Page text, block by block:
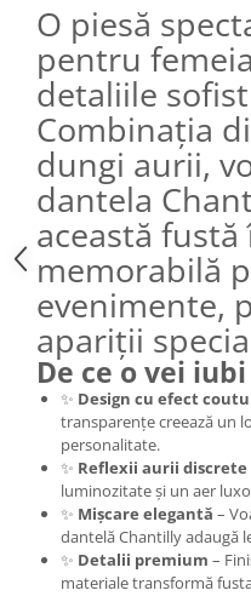
O piesă
pentru
detaliile
Combinația
dungi aurii,
dantela
această
memorabilă
evenimente,
apariții
De ce o vei iubi
✨ Design cu efect
transparențe creează un
personalitate.
✨ Reflexii aurii discrete
luminozitate și un aer
✨ Mișcare elegantă –
dantelă Chantilly adaugă
✨ Detalii premium –
materiale transformă